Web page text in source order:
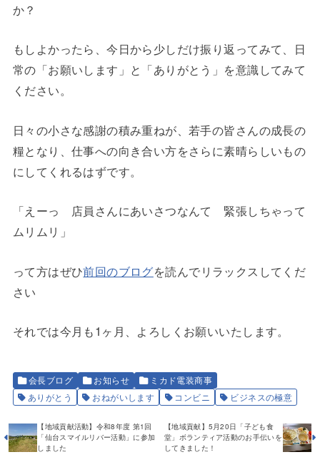
か？
もしよかったら、今日から少しだけ振り返ってみて、日
常の「お願いします」と「ありがとう」を意識してみて
ください。
日々の小さな感謝の積み重ねが、若手の皆さんの成長の
糧となり、仕事への向き合い方をさらに素晴らしいもの
にしてくれるはずです。
「えーっ 店員さんにあいさつなんて 緊張しちゃって
ムリムリ」
って方はぜひ前回のブログを読んでリラックスしてくだ
さい
それでは今月も1ヶ月、よろしくお願いいたします。
会長ブログ お知らせ
ミカド電装商事
ありがとう
おねがいします コンビニ ビジネスの極意
【地域貢献】5月20日「子ども食
堂」ボランティア活動のお手伝いを
してきました！
【地域貢献活動】令和8年度 第1回
「仙台スマイルリバー活動」に参加
しました